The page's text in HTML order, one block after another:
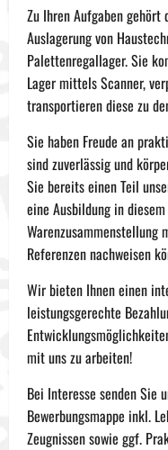
Zu Ihren Aufgaben
Auslagerung von
Palettenregallager. Sie
Lager mittels Scanner,
transportieren diese zu
Sie haben Freude an
sind zuverlässig und
Sie bereits einen Teil
eine Ausbildung in
Warenzusammenstellung
Referenzen nachweisen
Wir bieten Ihnen einen
leistungsgerechte
mit uns zu arbeiten!
Bei Interesse senden Sie
Bewerbungsmappe inkl.
Zeugnissen sowie ggf.